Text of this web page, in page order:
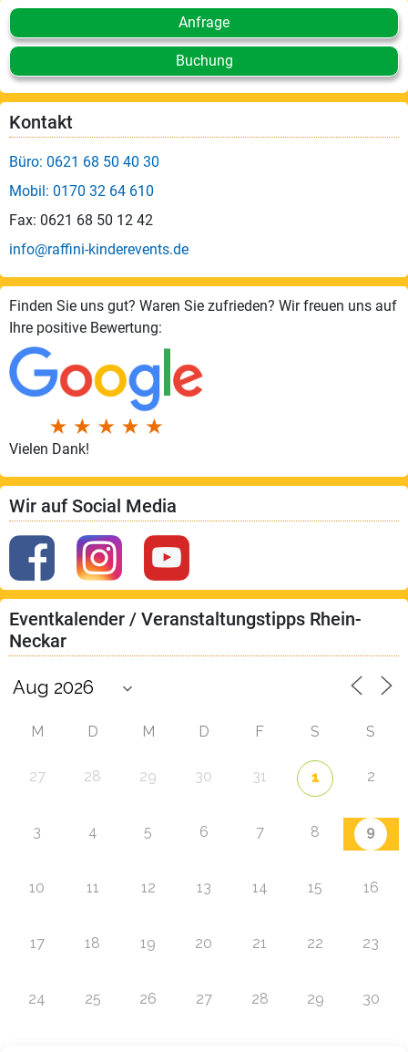
Anfrage
Buchung
Kontakt
Büro: 0621 68 50 40 30
Mobil: 0170 32 64 610
Fax: 0621 68 50 12 42
info@raffini-kinderevents.de
Finden Sie uns gut? Waren Sie zufrieden? Wir freuen uns auf
Ihre positive Bewertung:
Vielen Dank!
Wir auf Social Media
Eventkalender / Veranstaltungstipps Rhein-
Neckar
M D M D F S S
27 28 29 30 31 1 2
3 4 5 6 7 8 9
10 11 12 13 14 15 16
17 18 19 20 21 22 23
24 25 26 27 28 29 30